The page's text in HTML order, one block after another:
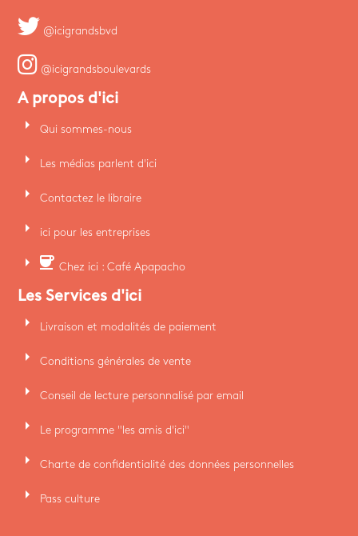
@icigrandsbvd
@icigrandsboulevards
A propos d'ici
arrow_right Qui sommes-nous
arrow_right Les médias parlent d'ici
arrow_right Contactez le libraire
arrow_right ici pour les entreprises
arrow_right coffee Chez ici : Café Apapacho
Les Services d'ici
arrow_right Livraison et modalités de paiement
arrow_right Conditions générales de vente
arrow_right Conseil de lecture personnalisé par email
arrow_right Le programme "les amis d'ici"
arrow_right Charte de confidentialité des données personnelles
arrow_right Pass culture